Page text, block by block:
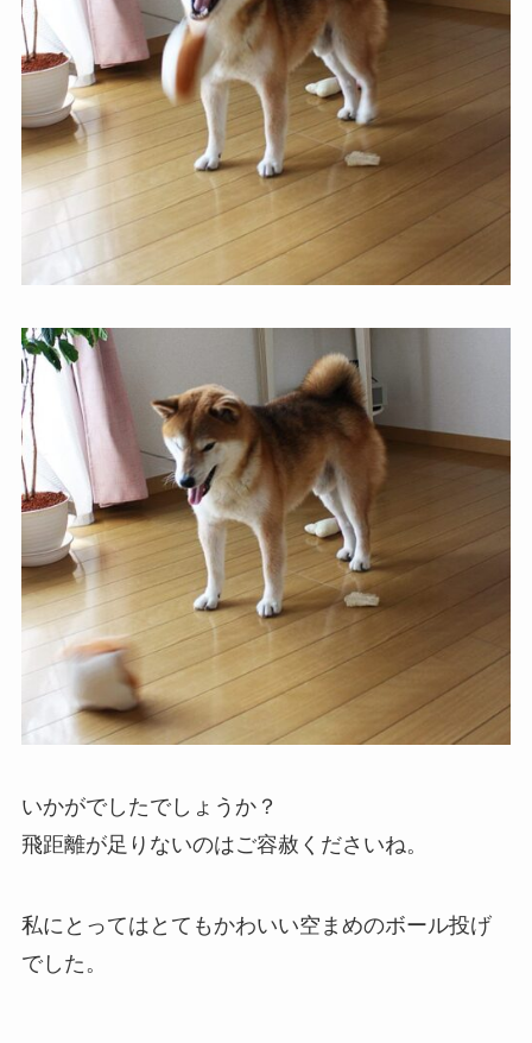
いかがでしたでしょうか？
飛距離が足りないのはご容赦くださいね。
私にとってはとてもかわいい空まめのボール投げ
でした。